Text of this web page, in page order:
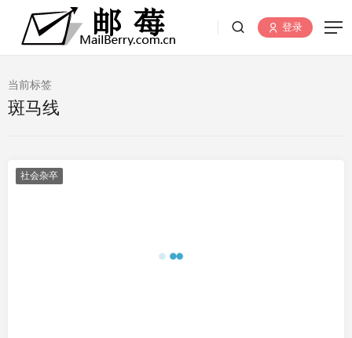
登录
当前标签
斑马线
社会杂卒